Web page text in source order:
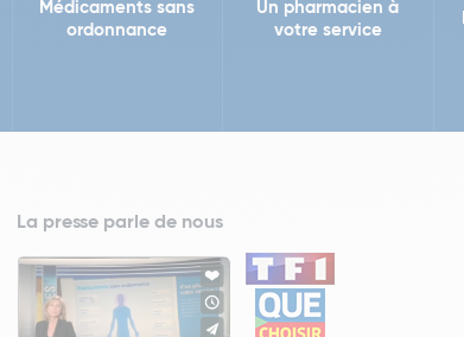
Médicaments sans
ordonnance
Un pharmacien à
votre service
La presse parle de nous